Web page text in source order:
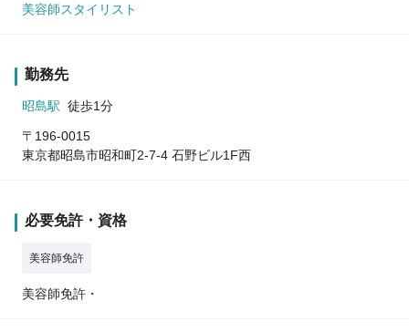
美容師スタイリスト
勤務先
昭島駅 徒歩1分
〒196-0015
東京都昭島市昭和町2-7-4 石野ビル1F西
必要免許・資格
美容師免許
美容師免許・